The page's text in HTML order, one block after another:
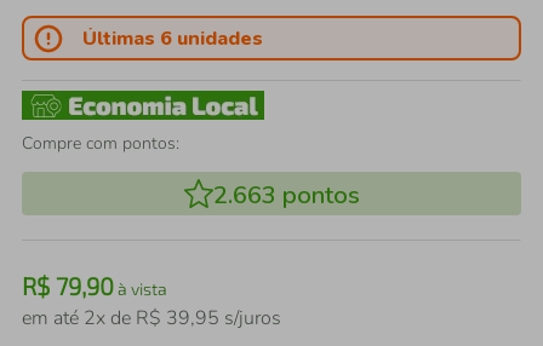
Últimas 6 unidades
Compre com pontos:
2.663 pontos
R$ 79,90à vista
em até 2x de R$ 39,95 s/juros